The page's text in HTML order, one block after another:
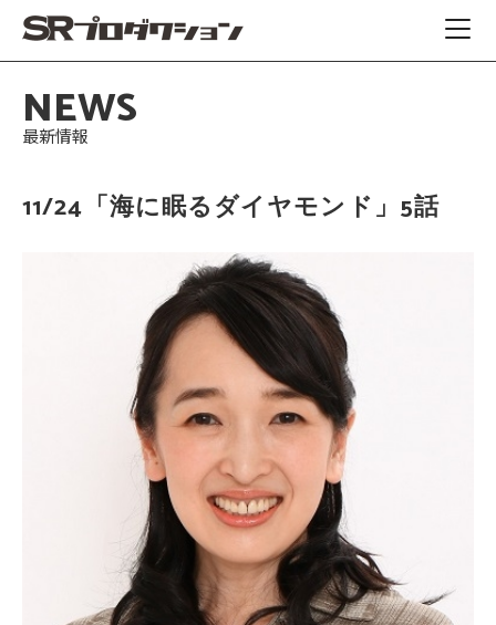
NEWS
最新情報
11/24「海に眠るダイヤモンド」5話